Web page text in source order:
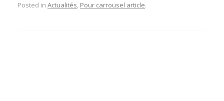
Posted in Actualités, Pour carrousel article.